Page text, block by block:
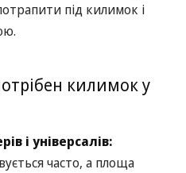
під килимок і
килимок у
і універсалів:
часто, а площа